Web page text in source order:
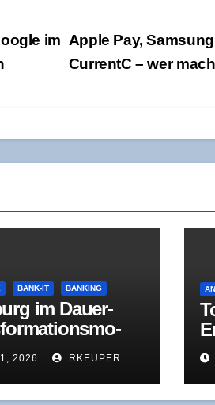
Apple Pay,
Cur­rentC – wer
im
BANK-IT BANKING
im Dau­er­
der Jah­res­
2025 wirk­
2026 RKEUPER